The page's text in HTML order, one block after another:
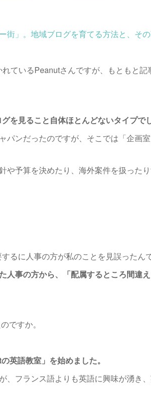
街」。地域ブログを育てる方法と、その
れているPeanutさんですが、もともと
見ること自体ほとんどないタイプでし
ンだったのですが、そこでは「企画
や予算を決めたり、海外案件を扱った
に人事の方が私のことを見誤ったん
事の方から、「配属するところ間違
ですか。
英語教室」を始めました。
、フランス語よりも英語に興味が湧き